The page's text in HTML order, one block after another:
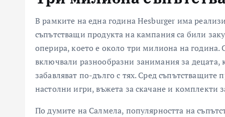
В рамките на една година Hesburger има
съпътстващи продукта на кампания са били
оперира, което е около три милиона на
включвали разнообразни занимания за децата,
забавляват по-дълго с тях. Сред
настолни игри, въжета за скачане и комплекти
По думите на Салмела, популярността на